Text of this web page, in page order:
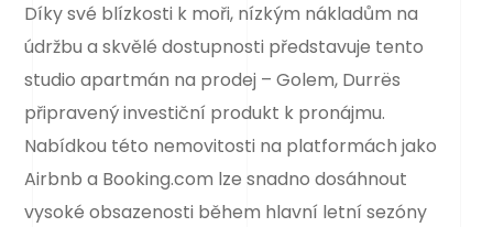
Díky své blízkosti k moři, nízkým nákladům na
údržbu a skvělé dostupnosti představuje tento
studio apartmán na prodej – Golem, Durrës
připravený investiční produkt k pronájmu.
Nabídkou této nemovitosti na platformách jako
Airbnb a Booking.com lze snadno dosáhnout
vysoké obsazenosti během hlavní letní sezóny